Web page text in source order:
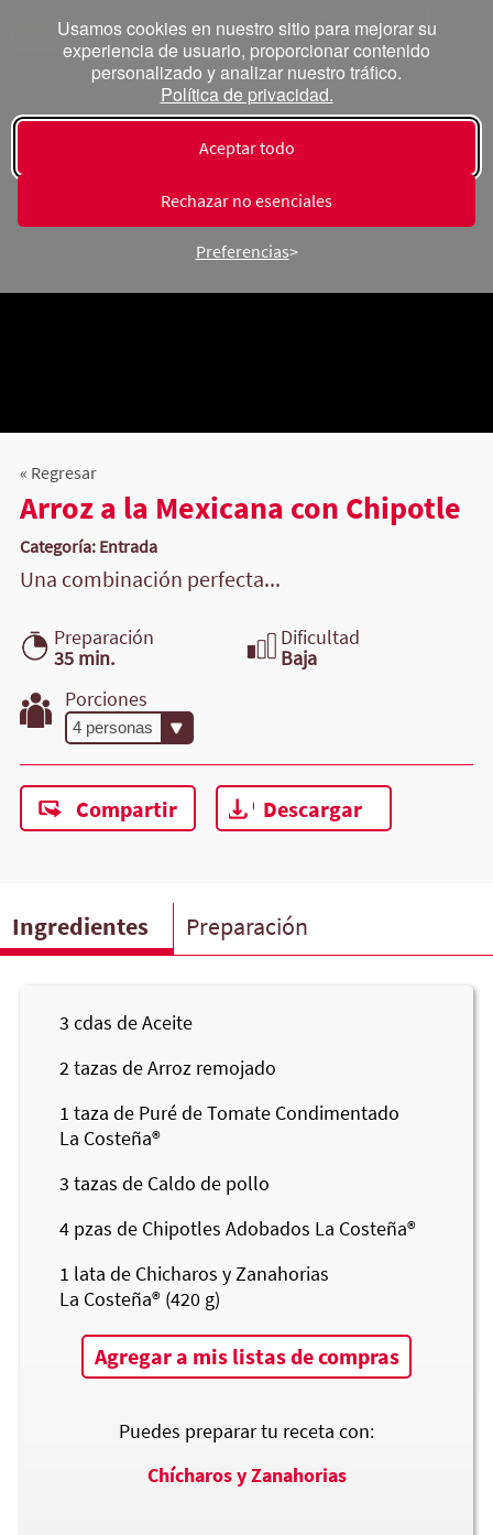
Usamos cookies en nuestro sitio para mejorar su
experiencia de usuario, proporcionar contenido
personalizado y analizar nuestro tráfico.
Política de privacidad.
Aceptar todo
Rechazar no esenciales
Preferencias
« Regresar
Arroz a la Mexicana con Chipotle
Categoría: Entrada
Una combinación perfecta...
Preparación
35 min.
Dificultad
Baja
Porciones
Compartir Descargar
Ingredientes Preparación
3 cdas de Aceite
2 tazas de Arroz remojado
1 taza de Puré de Tomate Condimentado
La Costeña®
3 tazas de Caldo de pollo
4 pzas de Chipotles Adobados La Costeña®
1 lata de Chicharos y Zanahorias
La Costeña® (420 g)
Agregar a mis listas de compras
Puedes preparar tu receta con:
Chícharos y Zanahorias